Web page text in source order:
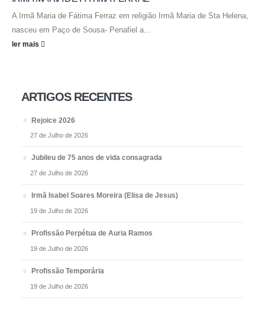
A Irmã Maria de Fátima Ferraz em religião Irmã Maria de Sta Helena,
nasceu em Paço de Sousa- Penafiel a...
ler mais
ARTIGOS RECENTES
Rejoice 2026
27 de Julho de 2026
Jubileu de 75 anos de vida consagrada
27 de Julho de 2026
Irmã Isabel Soares Moreira (Elisa de Jesus)
19 de Julho de 2026
Profissão Perpétua de Auria Ramos
19 de Julho de 2026
Profissão Temporária
19 de Julho de 2026